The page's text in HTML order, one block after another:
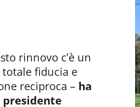
rinnovo c’è un
fiducia e
reciproca – ha